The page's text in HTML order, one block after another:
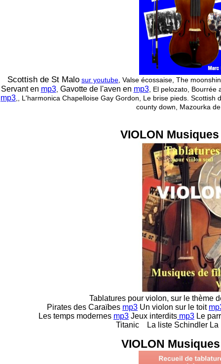
Scottish de St Malo sur youtube , Valse écossaise, The
Servant en mp3, Gavotte de l'aven en mp3, El pelozato, Bourrée
mp3
, L'harmonica Chapelloise Gay Gordon, Le brise pieds.
county down, Mazourka
VIOLON
Tablatures pour violon, sur le thème
Pirates des Caraïbes mp3 Un violon sur le toit
Les temps modernes mp3 Jeux interdits mp3 Le
Titanic La liste Schindler La
VIOLON